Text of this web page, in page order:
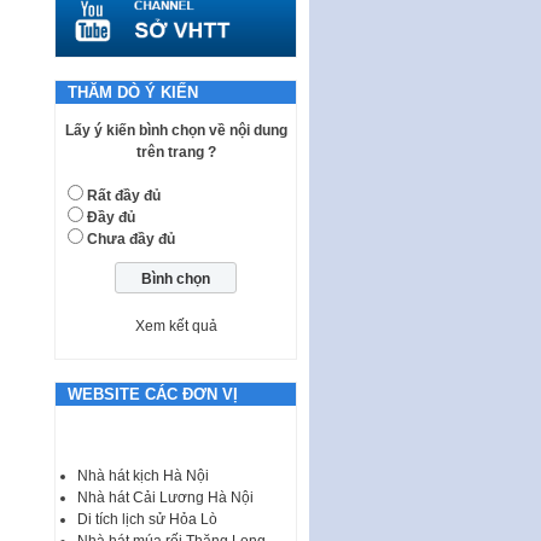
quy phạm pháp luật của HĐND
Thành phố triển khai thi…
Nghị quyết ban hành quy chế
tiếp công dân của Thường trực
HĐND, đại biểu HĐND thành…
Nghị quyết về một số chính sách
ưu đãi, hỗ trợ phát triển hạ tầng,
tổ chức…
Nghị quyết quy định một số nội
dung và định mức chi quản lý
hoạt động khoa…
một số hành vi vi phạm hành
Phê duyệt Chương trình phát
triển kinh tế số và xã hội số giai
I. CHỈ TIÊU VÀ VỊ TRÍ VIỆC LÀM
TUYỂN DỤNG LAO ĐỘNG HỢP
ĐỒNG Tổng số chỉ…
THĂM DÒ Ý KIẾN
Lấy ý kiến bình chọn về nội dung
trên trang ?
Rất đầy đủ
Đầy đủ
Chưa đầy đủ
Xem kết quả
WEBSITE CÁC ĐƠN VỊ
Nhà hát kịch Hà Nội
Nhà hát Cải Lương Hà Nội
Di tích lịch sử Hỏa Lò